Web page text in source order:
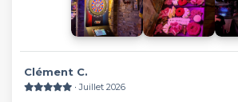
Clément C.
∙ Juillet 2026